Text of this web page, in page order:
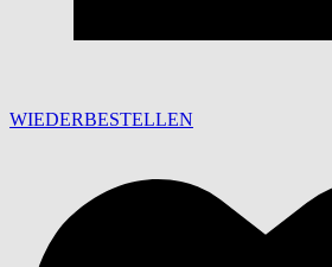
WIEDERBESTELLEN